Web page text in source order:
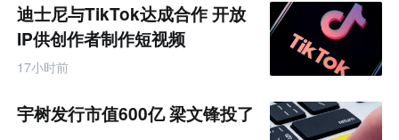
迪士尼与TikTok达成合作 开放
IP供创作者制作短视频
17小时前
宇树发行市值600亿 梁文锋投了